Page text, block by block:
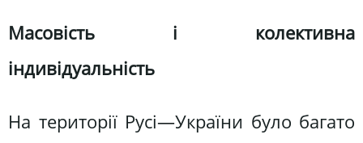
Масовість і колективна
індивідуальність
На території Русі—України було багато